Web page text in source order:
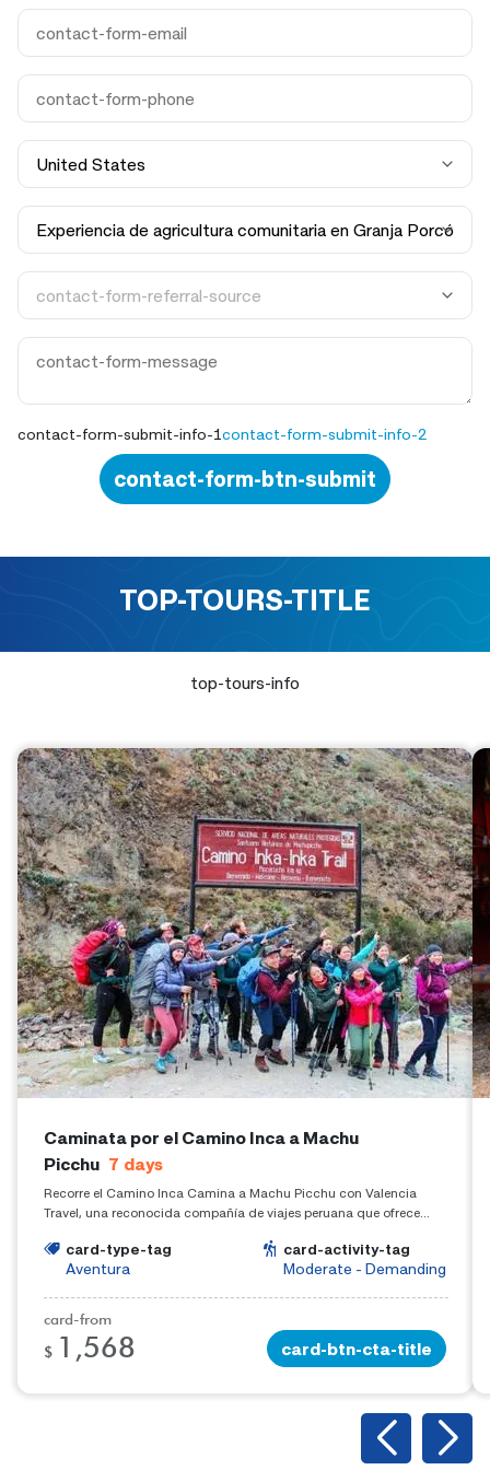
contact-form-submit-info-1contact-form-submit-info-2
contact-form-btn-submit
TOP-TOURS-TITLE
top-tours-info
Caminata por el Camino Inca a Machu
Picchu 7 days
Recorre el Camino Inca Camina a Machu Picchu con Valencia
Travel, una reconocida compañía de viajes peruana que ofrece
información sobre el Camino Inca a Machu Picchu.
card-type-tag
Aventura
card-activity-tag
Moderate - Demanding
card-from
$ 1,568 card-btn-cta-title